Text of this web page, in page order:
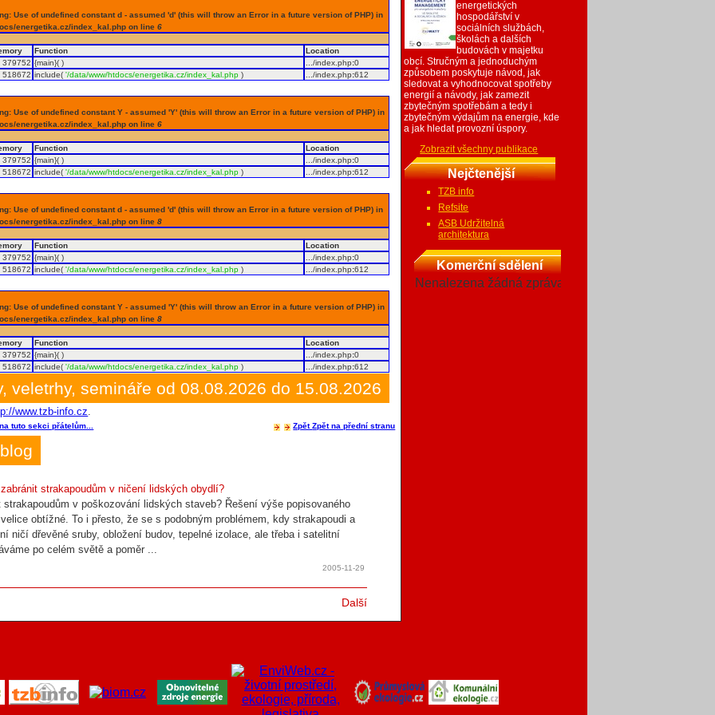
Use of undefined constant d - assumed 'd' (this will throw an Error in a future version of PHP) in
energetika.cz/index_kal.php on line6
Function
Location
379752 {main}( ) .../index.php:0
518672 include('/data/www/htdocs/energetika.cz/index_kal.php ) .../index.php:612
Use of undefined constant Y - assumed 'Y' (this will throw an Error in a future version of PHP) in
energetika.cz/index_kal.php on line6
Function
Location
379752 {main}( ) .../index.php:0
518672 include('/data/www/htdocs/energetika.cz/index_kal.php ) .../index.php:612
Use of undefined constant d - assumed 'd' (this will throw an Error in a future version of PHP) in
energetika.cz/index_kal.php on line8
Function
Location
379752 {main}( ) .../index.php:0
518672 include('/data/www/htdocs/energetika.cz/index_kal.php ) .../index.php:612
Use of undefined constant Y - assumed 'Y' (this will throw an Error in a future version of PHP) in
energetika.cz/index_kal.php on line8
Function
Location
379752 {main}( ) .../index.php:0
518672 include('/data/www/htdocs/energetika.cz/index_kal.php ) .../index.php:612
veletrhy, semináře od 08.08.2026 do 15.08.2026
www.tzb-info.cz.
tuto sekci přátelům... ZpětZpět na přední stranu
strakapoudům v ničení lidských obydlí?
strakapoudům v poškozování lidských staveb? Řešení výše popisovaného
obtížné. To i přesto, že se s podobným problémem, kdy strakapoudi a
ničí dřevěné sruby, obložení budov, tepelné izolace, ale třeba i satelitní
po celém světě a poměr ...
2005-11-29
Další
energetických
hospodářství v
sociálních službách,
školách a dalších
budovách v majetku
obcí. Stručným a jednoduchým
způsobem poskytuje návod, jak
sledovat a vyhodnocovat spotřeby
energií a návody, jak zamezit
zbytečným spotřebám a tedy i
zbytečným výdajům na energie, kde
a jak hledat provozní úspory.
Zobrazit všechny publikace
Nejčtenější
TZB info
Refsite
ASB Udržitelná
architektura
Komerční sdělení
Nenalezena žádná zpráva